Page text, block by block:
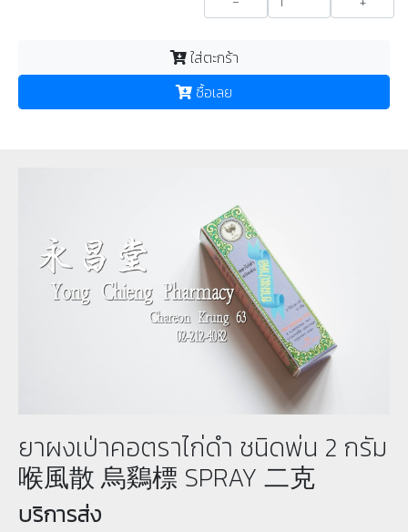
ใส่ตะกร้า
ซื้อเลย
ยาผงเป่าคอตราไก่ดำ ชนิดพ่น 2 กรัม
喉風散 烏鷄標 SPRAY 二克
บริการส่ง